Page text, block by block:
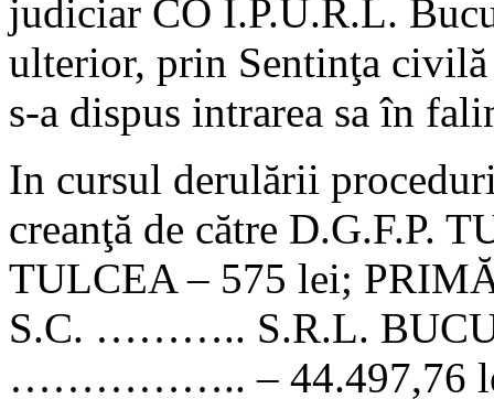
judiciar CO I.P.U.R.L.
ulterior, prin Sentinţa
s-a dispus intrarea sa în
In cursul derulării
creanţă de către D.G.F.P.
TULCEA – 575 lei;
S.C. ……….. S.R.L.
…………….. – 44.497,76